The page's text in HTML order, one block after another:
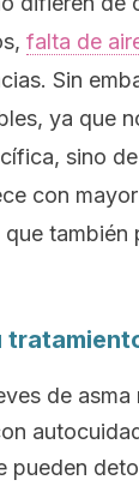
falta de
Sin
ya que
sino
con
también
de asma
pueden